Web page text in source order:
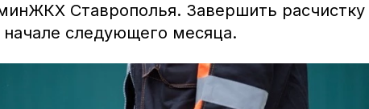
Ставрополья. Завершить расчистку
следующего месяца.